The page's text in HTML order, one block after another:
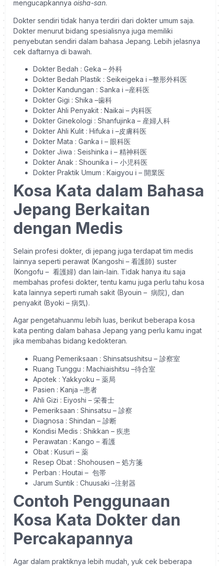
mengucapkannya oisha-san.
Dokter sendiri tidak hanya terdiri dari dokter umum saja.
Dokter menurut bidang spesialisnya juga memiliki
penyebutan sendiri dalam bahasa Jepang. Lebih jelasnya
cek daftarnya di bawah.
Dokter Bedah : Geka – 外科
Dokter Bedah Plastik : Seikeigeka i –整形外科医
Dokter Kandungan : Sanka i –産科医
Dokter Gigi : Shika –歯科
Dokter Ahli Penyakit : Naikai – 内科医
Dokter Ginekologi : Shanfujinka – 産婦人科
Dokter Ahli Kulit : Hifuka i –皮膚科医
Dokter Mata : Ganka i – 眼科医
Dokter Jiwa : Seishinka i – 精神科医
Dokter Anak : Shounika i – 小児科医
Dokter Praktik Umum : Kaigyou i – 開業医
Kosa Kata dalam Bahasa
Jepang Berkaitan
dengan Medis
Selain profesi dokter, di jepang juga terdapat tim medis
lainnya seperti perawat (Kangoshi – 看護師) suster
(Kongofu – 看護婦) dan lain-lain. Tidak hanya itu saja
membahas profesi dokter, tentu kamu juga perlu tahu kosa
kata lainnya seperti rumah sakit (Byouin – 病院), dan
penyakit (Byoki – 病気).
Agar pengetahuanmu lebih luas, berikut beberapa kosa
kata penting dalam bahasa Jepang yang perlu kamu ingat
jika membahas bidang kedokteran.
Ruang Pemeriksaan : Shinsatsushitsu – 診察室
Ruang Tunggu : Machiaishitsu –待合室
Apotek : Yakkyoku – 薬局
Pasien : Kanja –患者
Ahli Gizi : Eiyoshi – 栄養士
Pemeriksaan : Shinsatsu – 診察
Diagnosa : Shindan – 診断
Kondisi Medis : Shikkan – 疾患
Perawatan : Kango – 看護
Obat : Kusuri – 薬
Resep Obat : Shohousen – 処方箋
Perban : Houtai – 包帯
Jarum Suntik : Chuusaki –注射器
Contoh Penggunaan
Kosa Kata Dokter dan
Percakapannya
Agar dalam praktiknya lebih mudah, yuk cek beberapa